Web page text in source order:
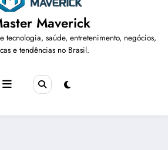
Maverick
tecnologia, saúde, entretenimento, negócios,
e tendências no Brasil.